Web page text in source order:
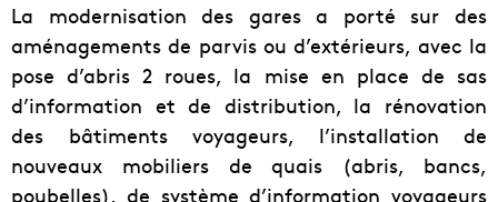
La modernisation des gares a porté sur des
aménagements de parvis ou d’extérieurs, avec la
pose d’abris 2 roues, la mise en place de sas
d’information et de distribution, la rénovation
des bâtiments voyageurs, l’installation de
nouveaux mobiliers de quais (abris, bancs,
poubelles), de système d’information voyageurs